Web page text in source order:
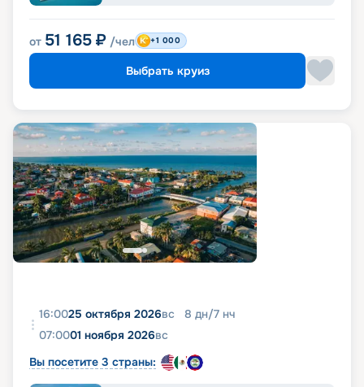
от 51 165 ₽ /чел +1 000
Выбрать круиз
16:0025 октября 2026вс 8 дн/7 нч
07:0001 ноября 2026вс
Вы посетите 3 страны: